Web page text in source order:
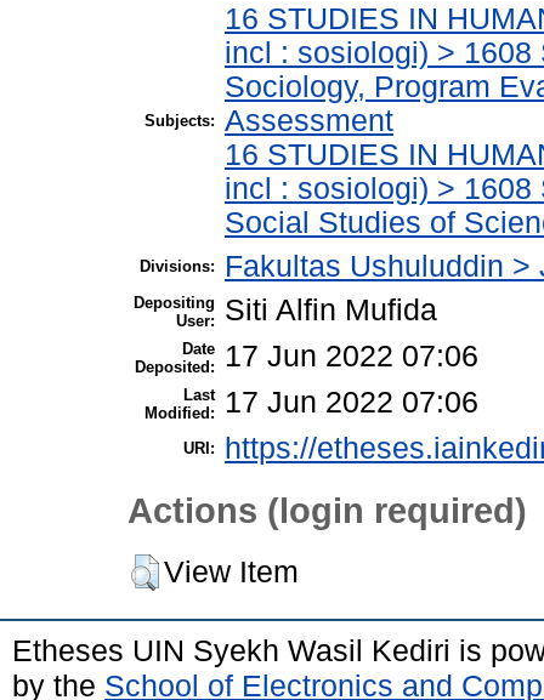
Subjects:
16 STUDIES IN
incl : sosiologi) >
Sociology, Program
Assessment
16 STUDIES IN
incl : sosiologi) >
Social Studies of
Divisions: Fakultas Ushuluddin
Depositing
User:
Siti Alfin Mufida
Date
Deposited:
17 Jun 2022 07:06
Last
Modified:
17 Jun 2022 07:06
URI: https://
Actions (login required)
View Item
Etheses UIN Syekh Wasil Kediri is
by the School of Electronics and